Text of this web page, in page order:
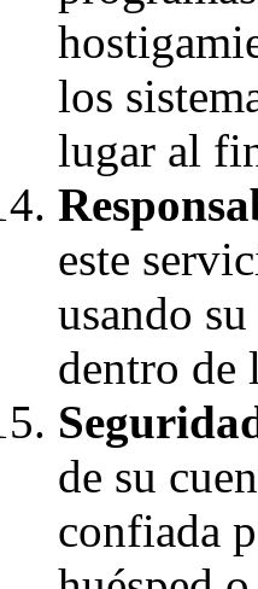
los
lugar al
este
usando
dentro de
de su
confiada